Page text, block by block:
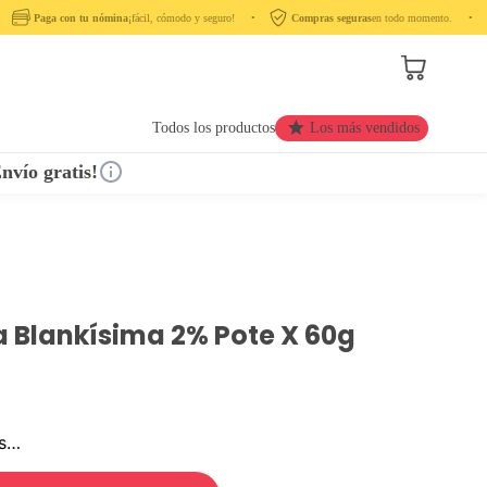
Paga con tu nómina¡fácil, cómodo y seguro! ‎ ‎ ‎ ‎ •‎ ‎ ‎ ‎ Compras segurasen todo momento. ‎ ‎ ‎ ‎ •‎ ‎ ‎ ‎ ‎
Todos los productos Los más vendidos
gratis!
2% Pote X 60g